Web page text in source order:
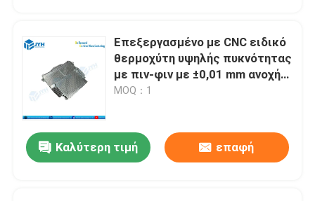
Επεξεργασμένο με CNC ειδικό
θερμοχύτη υψηλής πυκνότητας
με πιν-φιν με ±0,01 mm ανοχή
και ανθεκτικό στη διάβρωση
MOQ：1
Καλύτερη τιμή επαφή